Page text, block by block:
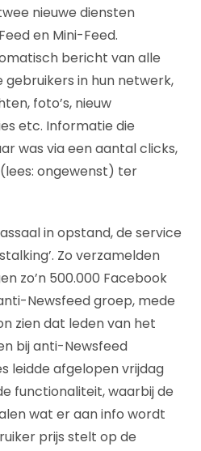
nieuwe diensten
en Mini-Feed.
bericht van alle
in hun netwerk,
foto’s, nieuw
etc. Informatie die
was via een aantal clicks,
ongewenst) ter
in opstand, de service
Zo verzamelden
zo’n 500.000 Facebook
Newsfeed groep, mede
zien dat leden van het
bij anti-Newsfeed
leidde afgelopen vrijdag
functionaliteit, waarbij de
wat er aan info wordt
prijs stelt op de